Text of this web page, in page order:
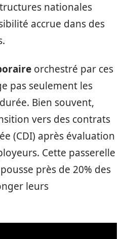
nationales
accrue dans des
orchestré par ces
pas seulement les
Bien souvent,
vers des contrats
(CDI) après évaluation
Cette passerelle
près de 20% des
leurs